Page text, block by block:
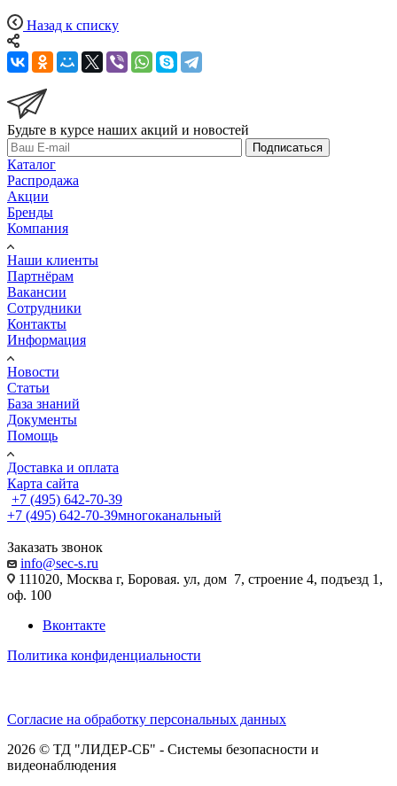
Назад к списку
Будьте в курсе наших акций и новостей
Подписаться
Каталог
Распродажа
Акции
Бренды
Компания
Наши клиенты
Партнёрам
Вакансии
Сотрудники
Контакты
Информация
Новости
Статьи
База знаний
Документы
Помощь
Доставка и оплата
Карта сайта
+7 (495) 642-70-39
+7 (495) 642-70-39многоканальный
Заказать звонок
info@sec-s.ru
111020, Москва г, Боровая. ул, дом 7, строение 4, подъезд 1,
оф. 100
Вконтакте
Политика конфиденциальности
Согласие на обработку персональных данных
2026 © ТД "ЛИДЕР-СБ" - Системы безопасности и
видеонаблюдения